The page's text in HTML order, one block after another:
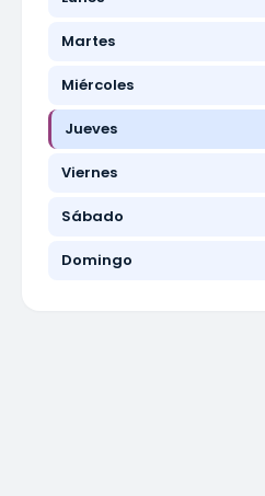
Martes
Miércoles
Jueves
Viernes
Sábado
Domingo